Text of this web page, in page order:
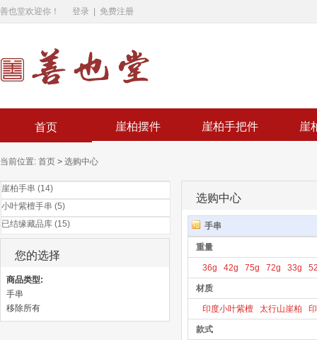
善也堂欢迎你！ 登录 免费注册
首页 崖柏摆件 崖柏手把件 崖
当前位置: 首页 > 选购中心
崖柏手串 (14)
小叶紫檀手串 (5)
已结缘藏品库 (15)
您的选择
商品类型:
手串
移除所有
选购中心
手串
重量
36g 42g 75g 72g 33g
材质
印度小叶紫檀 太行山崖柏
款式